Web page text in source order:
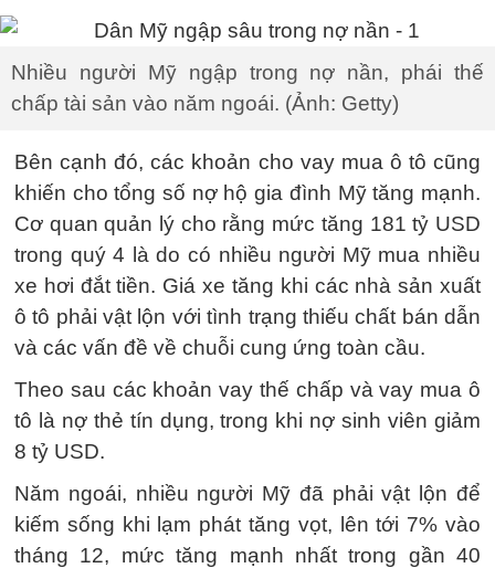
Nhiều người Mỹ ngập trong nợ nần, phái thế
chấp tài sản vào năm ngoái. (Ảnh: Getty)
Bên cạnh đó, các khoản cho vay mua ô tô cũng
khiến cho tổng số nợ hộ gia đình Mỹ tăng mạnh.
Cơ quan quản lý cho rằng mức tăng 181 tỷ USD
trong quý 4 là do có nhiều người Mỹ mua nhiều
xe hơi đắt tiền. Giá xe tăng khi các nhà sản xuất
ô tô phải vật lộn với tình trạng thiếu chất bán dẫn
và các vấn đề về chuỗi cung ứng toàn cầu.
Theo sau các khoản vay thế chấp và vay mua ô
tô là nợ thẻ tín dụng, trong khi nợ sinh viên giảm
8 tỷ USD.
Năm ngoái, nhiều người Mỹ đã phải vật lộn để
kiếm sống khi lạm phát tăng vọt, lên tới 7% vào
tháng 12, mức tăng mạnh nhất trong gần 40